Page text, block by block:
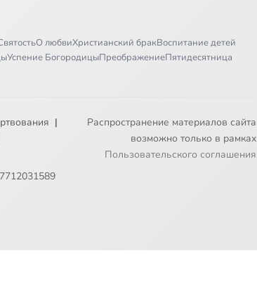
О любвиХристианский бракВоспитание детей
Успение БогородицыПреображениеПятидесятница
|
Распространение материалов сайта
возможно только в рамках
Пользовательского соглашения